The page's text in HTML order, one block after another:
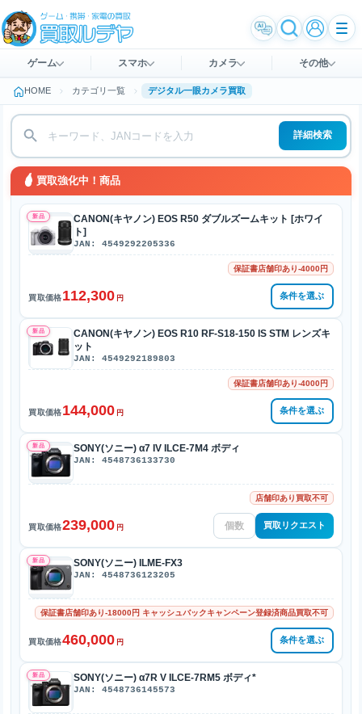
ゲーム スマホ カメラ その他
HOME カテゴリ一覧 デジタル一眼カメラ買取
詳細検索
買取強化中！商品
新品
CANON(キヤノン) EOS R50 ダブルズームキット [ホワイ
ト]
JAN: 4549292205336
保証書店舗印あり-4000円
買取価格112,300 円 条件を選ぶ
新品
CANON(キヤノン) EOS R10 RF-S18-150 IS STM レンズキ
ット
JAN: 4549292189803
保証書店舗印あり-4000円
買取価格144,000 円 条件を選ぶ
新品 SONY(ソニー) α7 IV ILCE-7M4 ボディ
JAN: 4548736133730
店舗印あり買取不可
買取価格239,000 円 買取リクエスト
新品 SONY(ソニー) ILME-FX3
JAN: 4548736123205
保証書店舗印あり-18000円 キャッシュバックキャンペーン登録済商品買取不可
買取価格460,000 円 条件を選ぶ
新品 SONY(ソニー) α7R V ILCE-7RM5 ボディ*
JAN: 4548736145573